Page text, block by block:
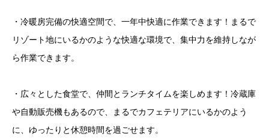
・冷暖房完備の快適空間で、一年中快適に作業できます！まるで
リゾート地にいるかのような快適な環境で、集中力を維持しなが
ら作業できます。
・広々とした食堂で、仲間とランチタイムを楽しめます！冷蔵庫
や自動販売機もあるので、まるでカフェテリアにいるかのよう
に、ゆったりと休憩時間を過ごせます。